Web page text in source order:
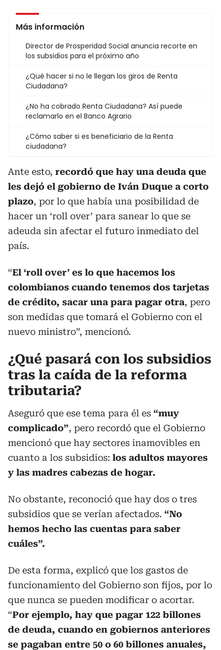
Más información
Director de Prosperidad Social anuncia recorte en
los subsidios para el próximo año
¿Qué hacer si no le llegan los giros de Renta
Ciudadana?
¿No ha cobrado Renta Ciudadana? Así puede
reclamarlo en el Banco Agrario
¿Cómo saber si es beneficiario de la Renta
ciudadana?
Ante esto, recordó que hay una deuda que
les dejó el gobierno de Iván Duque a corto
plazo, por lo que había una posibilidad de
hacer un ‘roll over’ para sanear lo que se
adeuda sin afectar el futuro inmediato del
país.
“El ‘roll over’ es lo que hacemos los
colombianos cuando tenemos dos tarjetas
de crédito, sacar una para pagar otra, pero
son medidas que tomará el Gobierno con el
nuevo ministro”, mencionó.
¿Qué pasará con los subsidios
tras la caída de la reforma
tributaria?
Aseguró que ese tema para él es “muy
complicado”, pero recordó que el Gobierno
mencionó que hay sectores inamovibles en
cuanto a los subsidios: los adultos mayores
y las madres cabezas de hogar.
No obstante, reconoció que hay dos o tres
subsidios que se verían afectados. “No
hemos hecho las cuentas para saber
cuáles”.
De esta forma, explicó que los gastos de
funcionamiento del Gobierno son fijos, por lo
que nunca se pueden modificar o acortar.
“Por ejemplo, hay que pagar 122 billones
de deuda, cuando en gobiernos anteriores
se pagaban entre 50 o 60 billones anuales,